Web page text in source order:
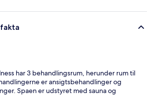
har 3 behandlingsrum, herunder rum til
er ansigtsbehandlinger og
Spaen er udstyret med sauna og